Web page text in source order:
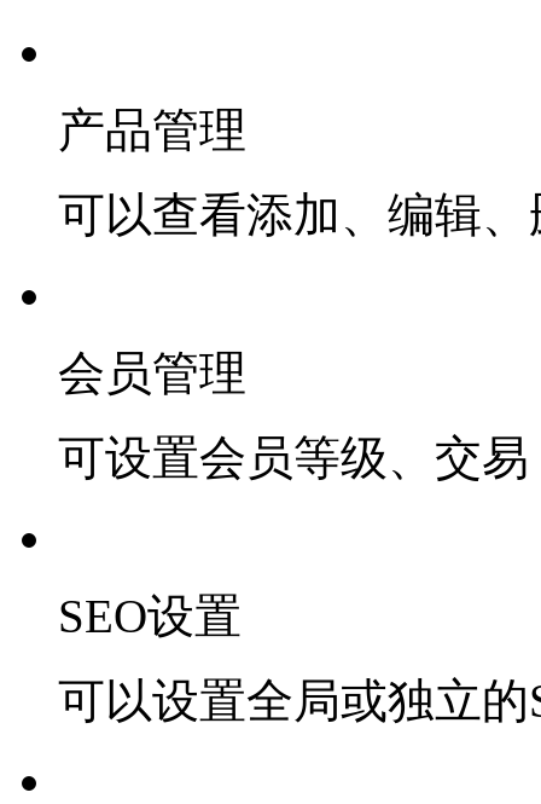
产品管理
可以查看添加、编辑
会员管理
可设置会员等级、交
SEO设置
可以设置全局或独立